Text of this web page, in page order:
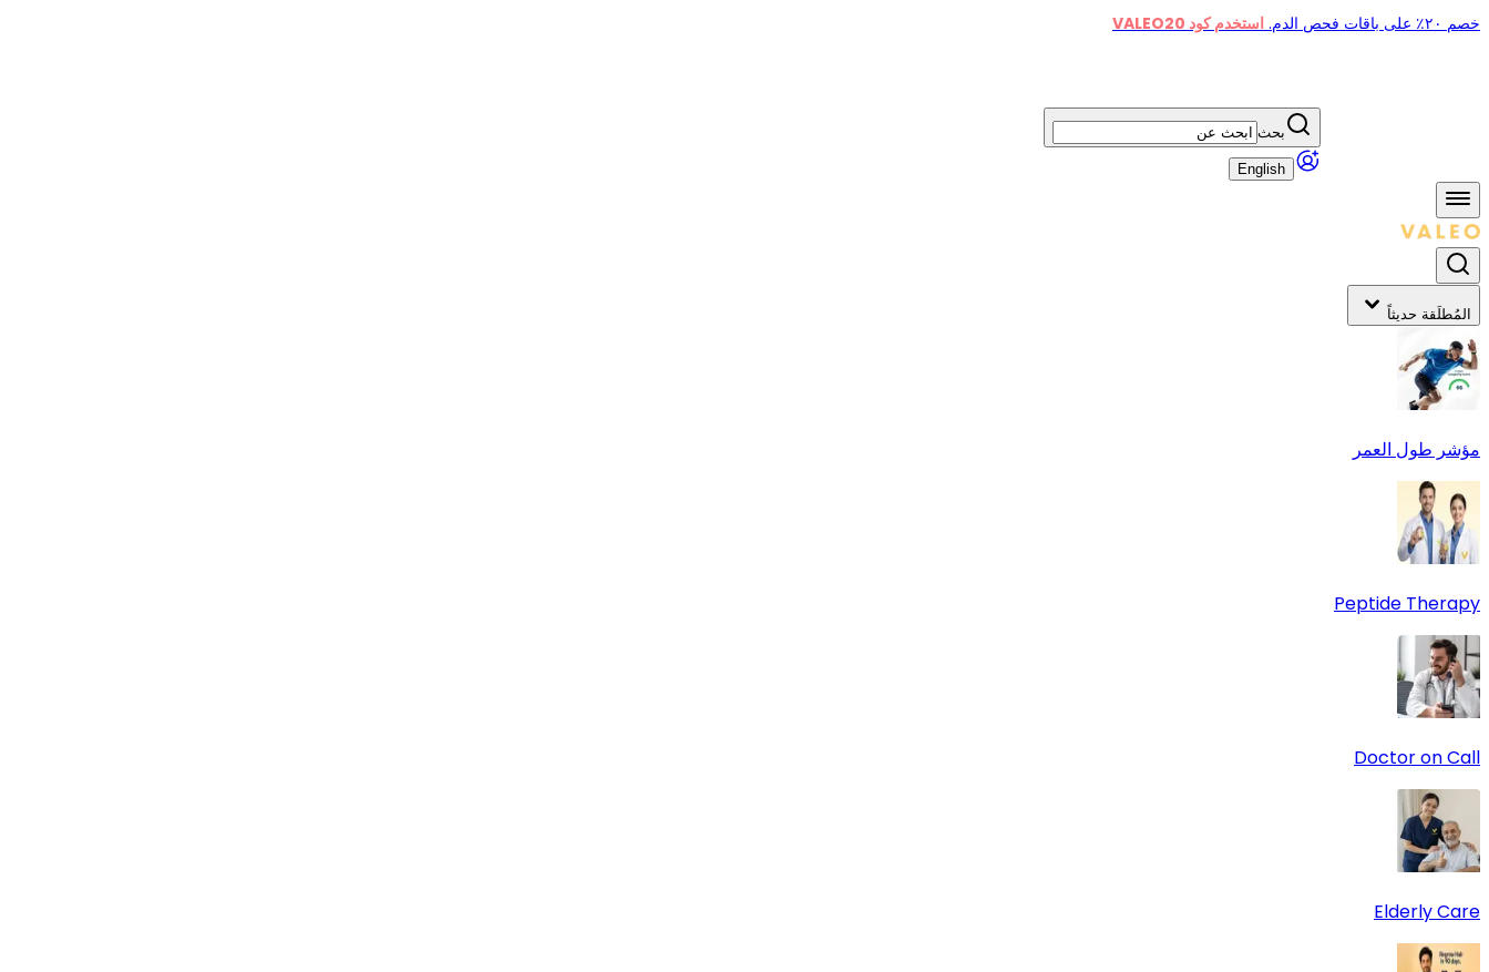
خصم ٢٠٪ على باقات فحص الدم. استخدم كود VALEO20
بحث
English
المُطلَقة حديثاً
مؤشر طول العمر
Peptide Therapy
Doctor on Call
Elderly Care